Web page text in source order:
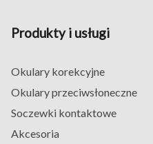
Produkty i usługi
Okulary korekcyjne
Okulary przeciwsłoneczne
Soczewki kontaktowe
Akcesoria